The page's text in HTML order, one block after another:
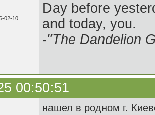
02-10
Day before
and today, you.
-"The Dandelion
00:50:51
нашел в родном г.